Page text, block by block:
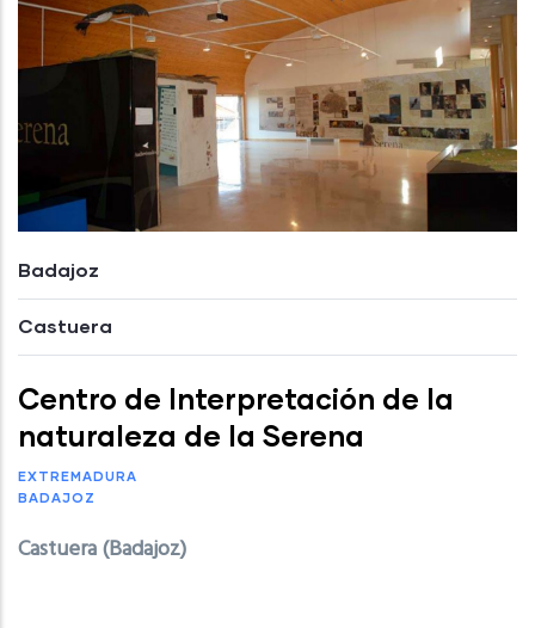
Badajoz
Castuera
Centro de Interpretación de la
naturaleza de la Serena
EXTREMADURA
BADAJOZ
Castuera (Badajoz)